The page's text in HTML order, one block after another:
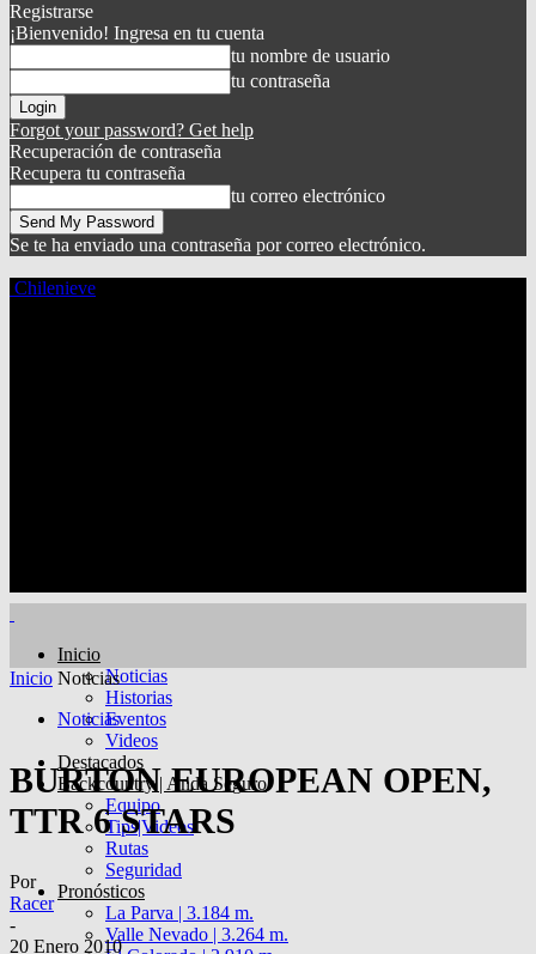
Registrarse
¡Bienvenido! Ingresa en tu cuenta
tu nombre de usuario
tu contraseña
Forgot your password? Get help
Recuperación de contraseña
Recupera tu contraseña
tu correo electrónico
Se te ha enviado una contraseña por correo electrónico.
Chilenieve
Inicio
Noticias
Historias
Eventos
Videos
Destacados
Backcountry | Anda Seguro
Equipo
Tips|Videos
Rutas
Seguridad
Pronósticos
La Parva | 3.184 m.
Valle Nevado | 3.264 m.
Inicio Noticias
Noticias
BURTON EUROPEAN OPEN,
TTR 6 STARS
Por
Racer
-
20 Enero 2010